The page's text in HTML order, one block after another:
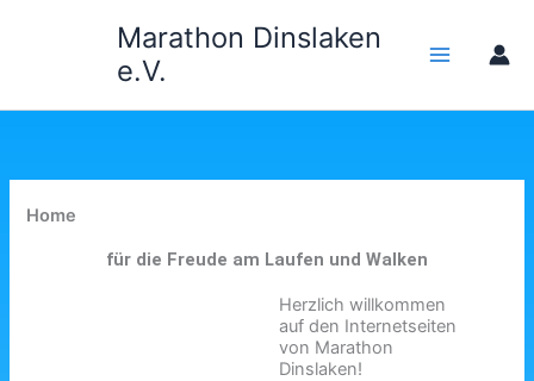
Marathon Dinslaken
e.V.
Home
für die Freude am Laufen und Walken
Herzlich willkommen
auf den Internetseiten
von Marathon
Dinslaken!